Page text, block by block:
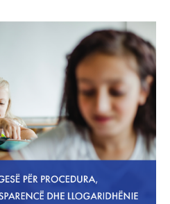
коишто се
од родителите во
на
образование и наука
акти со
начинот на
во
институции, кои